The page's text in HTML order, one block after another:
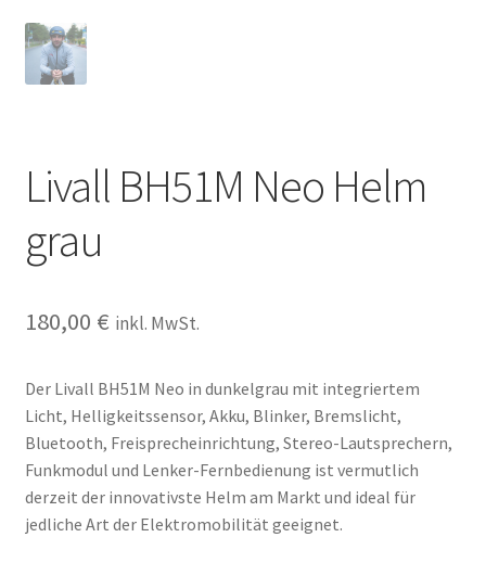
Livall BH51M Neo Helm
grau
180,00 € inkl. MwSt.
Der Livall BH51M Neo in dunkelgrau mit integriertem
Licht, Helligkeitssensor, Akku, Blinker, Bremslicht,
Bluetooth, Freisprecheinrichtung, Stereo-Lautsprechern,
Funkmodul und Lenker-Fernbedienung ist vermutlich
derzeit der innovativste Helm am Markt und ideal für
jedliche Art der Elektromobilität geeignet.